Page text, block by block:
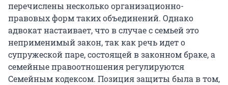
перечислены несколько организационно-
правовых форм таких объединений. Однако
адвокат настаивает, что в случае с семьей это
неприменимый закон, так как речь идет о
супружеской паре, состоящей в законном браке, а
семейные правоотношения регулируются
Семейным кодексом. Позиция защиты была в том,